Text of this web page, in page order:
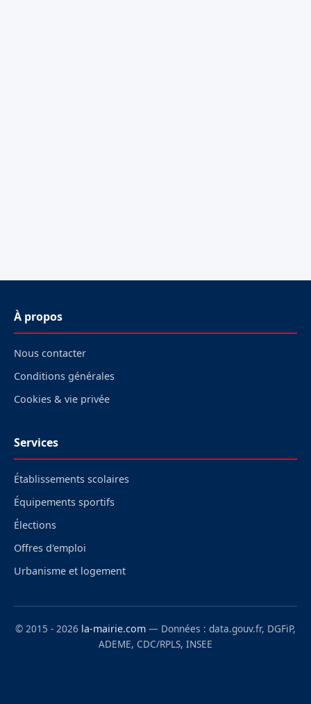
À propos
Nous contacter
Conditions générales
Cookies & vie privée
Services
Établissements scolaires
Équipements sportifs
Élections
Offres d'emploi
Urbanisme et logement
© 2015 - 2026 la-mairie.com — Données : data.gouv.fr, DGFiP,
ADEME, CDC/RPLS, INSEE